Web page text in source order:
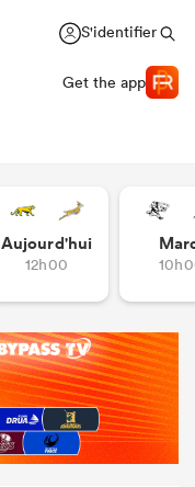
S'identifier
Get the app
Aujourd'hui
12h00